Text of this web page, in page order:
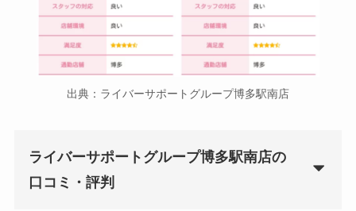
出典：ライバーサポートグループ博多駅南店
ライバーサポートグループ博多駅南店の
口コミ・評判